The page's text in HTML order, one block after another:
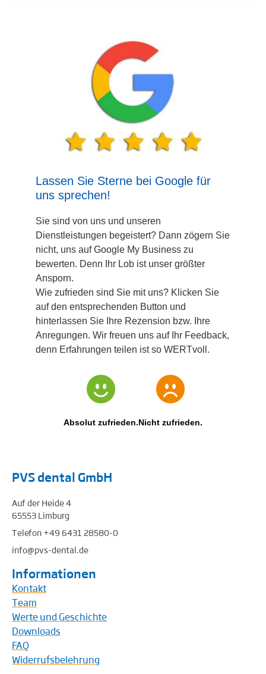
Lassen Sie Sterne bei Google für
uns sprechen!
Sie sind von uns und unseren
Dienstleistungen begeistert? Dann zögern Sie
nicht, uns auf Google My Business zu
bewerten. Denn Ihr Lob ist unser größter
Ansporn.
Wie zufrieden sind Sie mit uns? Klicken Sie
auf den entsprechenden Button und
hinterlassen Sie Ihre Rezension bzw. Ihre
Anregungen. Wir freuen uns auf Ihr Feedback,
denn Erfahrungen teilen ist so WERTvoll.
Absolut zufrieden.Nicht zufrieden.
PVS dental GmbH
Auf der Heide 4
65553 Limburg
Telefon +49 6431 28580-0
info@pvs-dental.de
Informationen
Kontakt
Team
Werte und Geschichte
Downloads
FAQ
Widerrufsbelehrung